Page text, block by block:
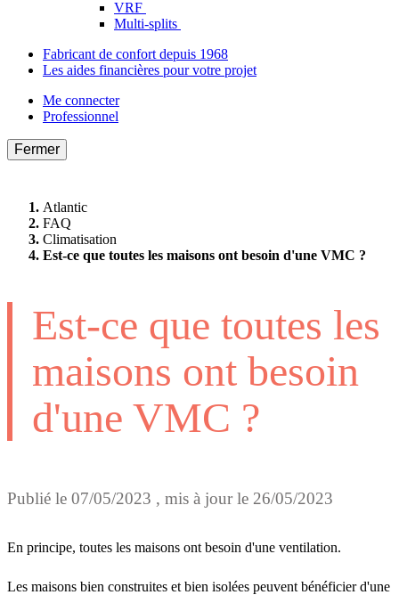
VRF
Multi-splits
Fabricant de confort depuis 1968
Les aides financières pour votre projet
Me connecter
Professionnel
Fermer
Atlantic
FAQ
Climatisation
Est-ce que toutes les maisons ont besoin d'une VMC ?
Est-ce que toutes les
maisons ont besoin
d'une VMC ?
Publié le 07/05/2023 , mis à jour le 26/05/2023
En principe, toutes les maisons ont besoin d'une ventilation.
Les maisons bien construites et bien isolées peuvent bénéficier d'une